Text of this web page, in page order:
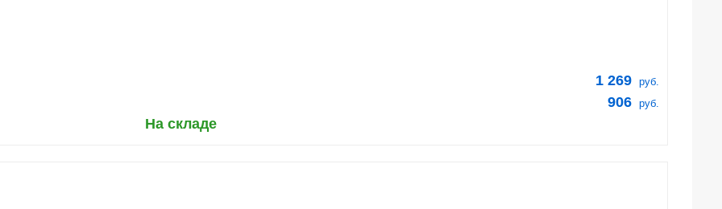
1 269 руб.
906 руб.
На складе